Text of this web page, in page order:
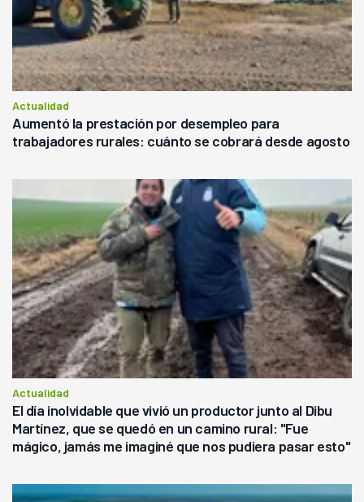
Actualidad
Aumentó la prestación por desempleo para
trabajadores rurales: cuánto se cobrará desde agosto
Actualidad
El día inolvidable que vivió un productor junto al Dibu
Martínez, que se quedó en un camino rural: "Fue
mágico, jamás me imaginé que nos pudiera pasar esto"